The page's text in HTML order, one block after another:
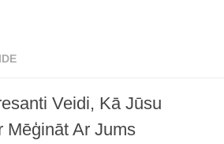
Veidi, Kā Jūsu
Mēģināt Ar Jums